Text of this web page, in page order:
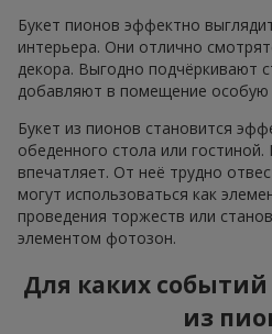
Букет пионов эффектно
интерьера. Они отлично
декора. Выгодно подчёркивают
добавляют в помещение особую
Букет из пионов становится
обеденного стола или
впечатляет. От неё трудно
могут использоваться как
проведения торжеств или
элементом фотозон.
Для каких
из